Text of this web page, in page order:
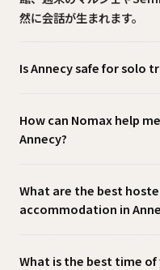
然に会話が生まれます。
Is Annecy safe for solo
How can Nomax help
Annecy?
What are the best
accommodation in
What is the best time